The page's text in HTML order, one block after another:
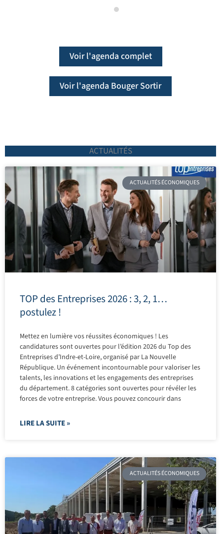
Voir l'agenda complet
Voir l'agenda Bouger Sortir
ACTUALITÉS
ACTUALITÉS ÉCONOMIQUES
TOP des Entreprises 2026 : 3, 2, 1…
postulez !
Mettez en lumière vos réussites économiques ! Les
candidatures sont ouvertes pour l’édition 2026 du Top des
Entreprises d’Indre-et-Loire, organisé par La Nouvelle
République. Un événement incontournable pour valoriser les
talents, les innovations et les engagements des entreprises
du département. 8 catégories sont ouvertes pour révéler les
forces de votre entreprise. Vous pouvez concourir dans
LIRE LA SUITE »
ACTUALITÉS ÉCONOMIQUES